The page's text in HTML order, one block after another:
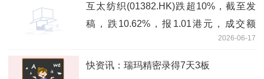
互太纺织(01382.HK)跌超10%，截至发
稿，跌10.62%，报1.01港元，成交额
2026-06-17
快资讯：瑞玛精密录得7天3板